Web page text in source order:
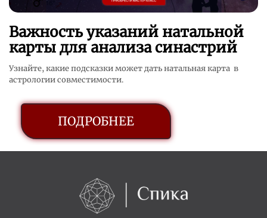
Важность указаний натальной
карты для анализа синастрий
Узнайте, какие подсказки может дать натальная карта в
астрологии совместимости.
ПОДРОБНЕЕ